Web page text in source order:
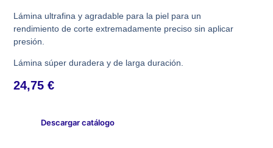
Lámina ultrafina y agradable para la piel para un
rendimiento de corte extremadamente preciso sin aplicar
presión.
Lámina súper duradera y de larga duración.
24,75€
Descargar catálogo